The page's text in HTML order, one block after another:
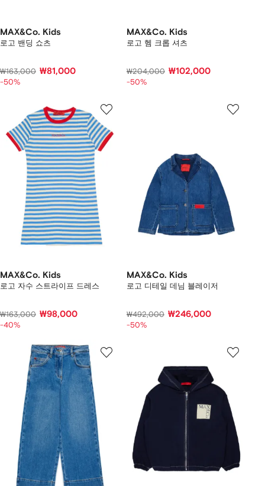
MAX&Co. Kids
로고 밴딩 쇼츠
₩163,000 ₩81,000
-50%
MAX&Co. Kids
로고 헴 크롭 셔츠
₩204,000 ₩102,000
-50%
MAX&Co. Kids
로고 자수 스트라이프 드레스
₩163,000 ₩98,000
-40%
MAX&Co. Kids
로고 디테일 데님 블레이저
₩492,000 ₩246,000
-50%